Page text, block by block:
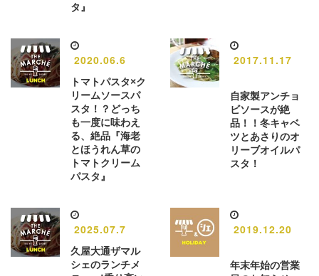
タ』
2020.06.6
トマトパスタ×ク
リームソースパ
スタ！？どっち
も一度に味わえ
る、絶品『海老
とほうれん草の
トマトクリーム
パスタ』
2017.11.17
自家製アンチョ
ビソースが絶
品！！冬キャベ
ツとあさりのオ
リーブオイルパ
スタ！
2025.07.7
久屋大通ザマル
シェのランチメ
2019.12.20
年末年始の営業